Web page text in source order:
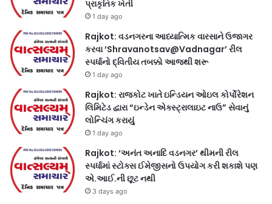
પ્રાકૃતિક ખેતી
1 day ago
Rajkot: વડનગરના આધ્યાત્મિક વારસાને ઉજાગર
કરવા ‘Shravanotsav@Vadnagar’ રીલ
સ્પર્ધાનો દ્વિતીય તબક્કો આજથી શરૂ
1 day ago
Rajkot: રાજકોટ ખાતે ઇન્ડિયન ઓઇલ કોર્પોરેશન
લિમિટેડ દ્વારા “ઇન્ડેન એક્સ્ટ્રાલાઇટ નાઉ” સેવાનું
લોન્ચિંગ કરાયું
1 day ago
Rajkot: ‘અનંત અનાદિ વડનગર’ થીમની રીલ
સ્પર્ધામાં સ્ટોક્સ ઈમેજીસનો ઉપયોગ કરી શકાશે પણ
એ.આઈ.ની છૂટ નથી
3 days ago